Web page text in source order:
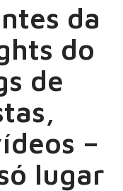
da
do
de
–
lugar